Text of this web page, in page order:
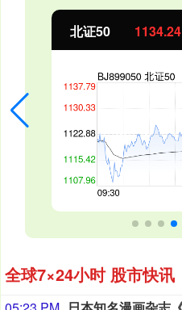
北证50 1134.24
全球7×24小时 股市快讯